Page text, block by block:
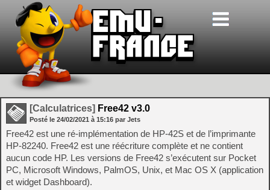
[Calculatrices] Free42 v3.0
Posté le 24/02/2021 à 15:16 par Jets
Free42 est une ré-implémentation de HP-42S et de l’imprimante
HP-82240. Free42 est une réécriture complète et ne contient
aucun code HP. Les versions de Free42 s’exécutent sur Pocket
PC, Microsoft Windows, PalmOS, Unix, et Mac OS X (application
et widget Dashboard).